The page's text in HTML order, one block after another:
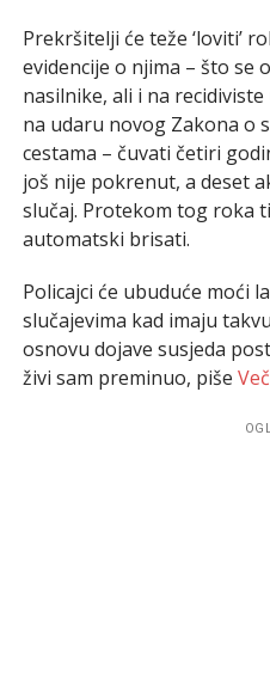
Prekršitelji će teže ‘loviti’
evidencije o njima – što se
nasilnike, ali i na
na udaru novog Zakona o
cestama – čuvati četiri
još nije pokrenut, a deset
slučaj. Protekom tog roka
automatski brisati.
Policajci će ubuduće moći
slučajevima kad imaju
osnovu dojave susjeda
živi sam preminuo, piše